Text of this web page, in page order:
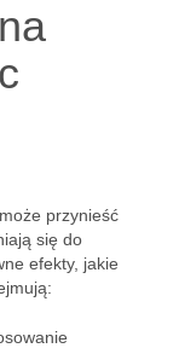
przynieść
się do
efekty, jakie